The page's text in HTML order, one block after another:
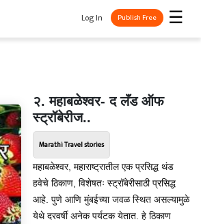
☰
Log In Publish Free
२. महाबळेश्वर- द लॅंड ऑफ
स्ट्रॉबेरीज..
Marathi Travel stories
महाबळेश्वर, महाराष्ट्रातील एक प्रसिद्ध थंड
हवेचे ठिकाण, विशेषतः स्ट्रॉबेरीसाठी प्रसिद्ध
आहे. पुणे आणि मुंबईच्या जवळ स्थित असल्यामुळे
येथे दरवर्षी अनेक पर्यटक येतात. हे ठिकाण